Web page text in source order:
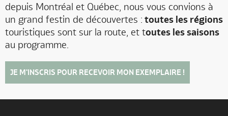
depuis Montréal et Québec, nous vous convions à
un grand festin de découvertes : toutes les régions
touristiques sont sur la route, et toutes les saisons
au programme.
JE M'INSCRIS POUR RECEVOIR MON EXEMPLAIRE !